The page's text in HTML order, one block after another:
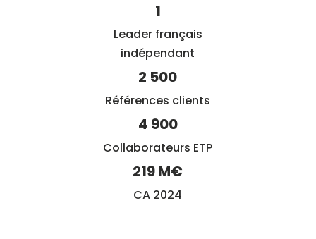
1
Leader français
indépendant
2 500
Références clients
4 900
Collaborateurs ETP
219 M€
CA 2024